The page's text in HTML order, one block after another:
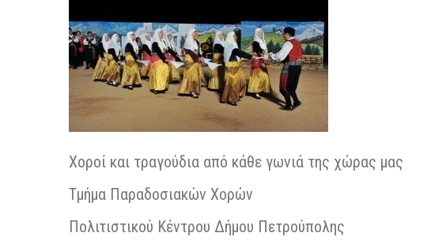
Χοροί και τραγούδια από κάθε γωνιά της χώρας μας
Τμήμα Παραδοσιακών Χορών
Πολιτιστικού Κέντρου Δήμου Πετρούπολης